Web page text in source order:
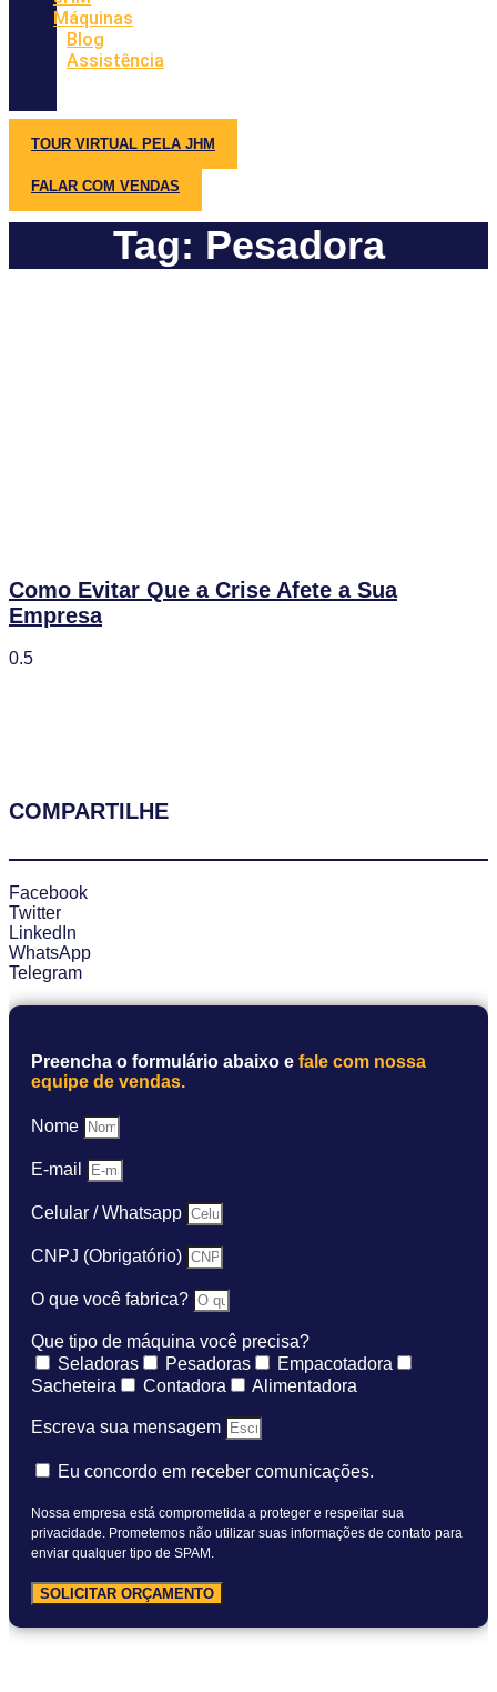
Máquinas
Blog
Assistência
TOUR VIRTUAL PELA JHM
FALAR COM VENDAS
Tag: Pesadora
Como Evitar Que a Crise Afete a Sua
Empresa
COMPARTILHE
Facebook
Twitter
LinkedIn
WhatsApp
Telegram
Preencha o formulário abaixo e fale com nossa
equipe de vendas.
Nome
E-mail
Celular / Whatsapp
CNPJ (Obrigatório)
O que você fabrica?
Que tipo de máquina você precisa?
Seladoras
Pesadoras
Empacotadora
Sacheteira
Contadora Alimentadora
Escreva sua mensagem
Eu concordo em receber comunicações.
Nossa empresa está comprometida a proteger e respeitar sua
privacidade. Prometemos não utilizar suas informações de contato para
enviar qualquer tipo de SPAM.
SOLICITAR ORÇAMENTO